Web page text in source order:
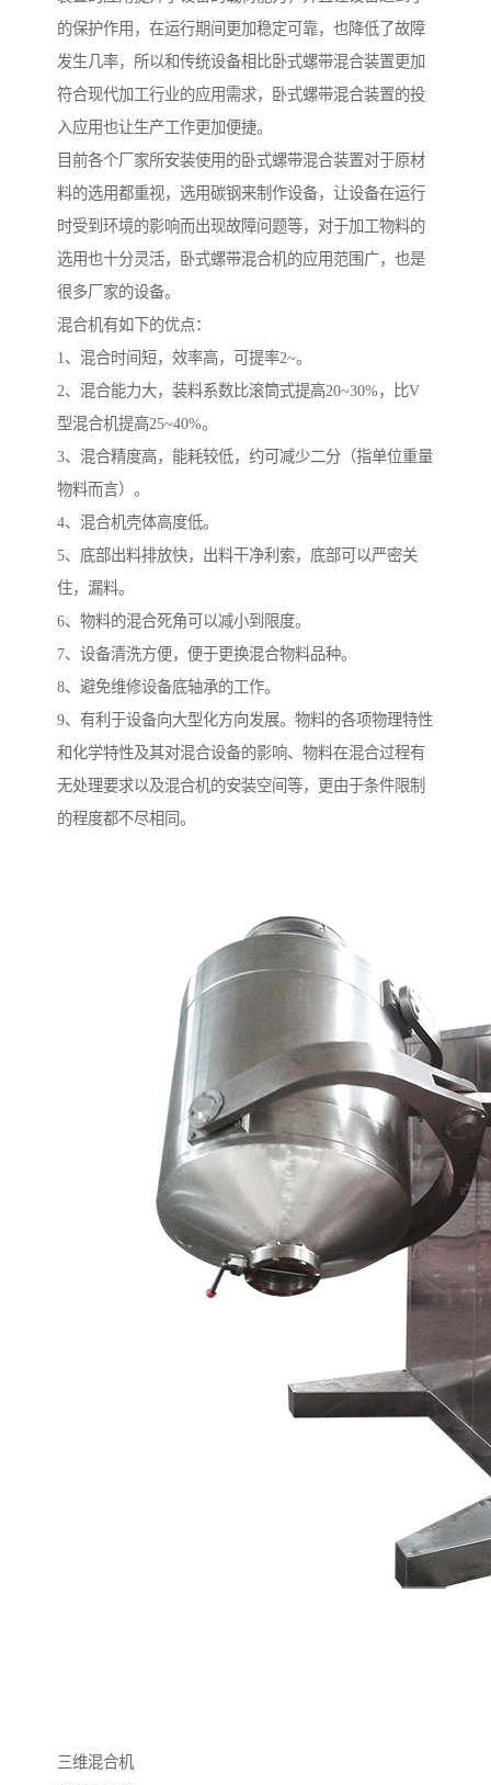
的保护作用，在运行期间更加稳定可靠，也降低了故障
发生几率，所以和传统设备相比卧式螺带混合装置更加
符合现代加工行业的应用需求，卧式螺带混合装置的投
入应用也让生产工作更加便捷。
目前各个厂家所安装使用的卧式螺带混合装置对于原材
料的选用都重视，选用碳钢来制作设备，让设备在运行
时受到环境的影响而出现故障问题等，对于加工物料的
选用也十分灵活，卧式螺带混合机的应用范围广，也是
很多厂家的设备。
混合机有如下的优点：
1、混合时间短，效率高，可提率2~。
2、混合能力大，装料系数比滚筒式提高20~30%，比V
型混合机提高25~40%。
3、混合精度高，能耗较低，约可减少二分（指单位重量
物料而言）。
4、混合机壳体高度低。
5、底部出料排放快，出料干净利索，底部可以严密关
住，漏料。
6、物料的混合死角可以减小到限度。
7、设备清洗方便，便于更换混合物料品种。
8、避免维修设备底轴承的工作。
9、有利于设备向大型化方向发展。物料的各项物理特性
和化学特性及其对混合设备的影响、物料在混合过程有
无处理要求以及混合机的安装空间等，更由于条件限制
的程度都不尽相同。
三维混合机